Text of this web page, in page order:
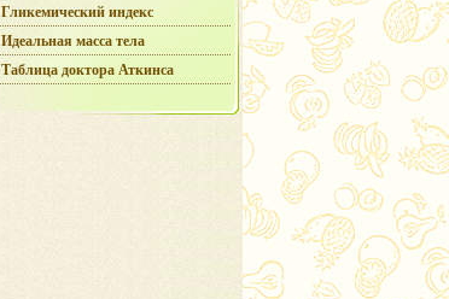
Гликемический индекс
Идеальная масса тела
Таблица доктора Аткинса